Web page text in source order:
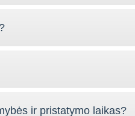
ir pristatymo laikas?